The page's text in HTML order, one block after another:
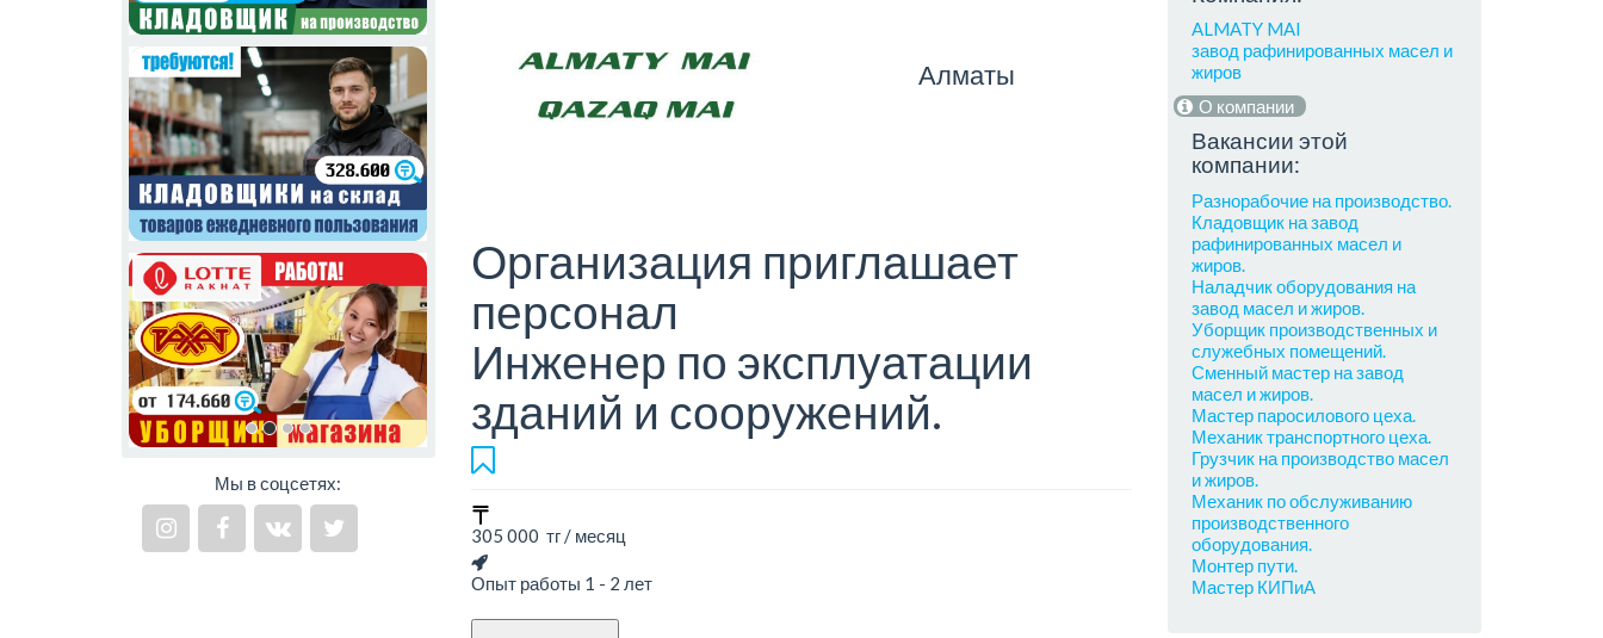
Мы в соцсетях:
Алматы
Организация приглашает
персонал
Инженер по эксплуатации
зданий и сооружений.
305 000 тг / месяц
Опыт работы 1 - 2 лет
ALMATY MAI
завод рафинированных масел и
жиров
О компании
Вакансии этой
компании:
Разнорабочие на производство.
Кладовщик на завод
рафинированных масел и
жиров.
Наладчик оборудования на
завод масел и жиров.
Уборщик производственных и
служебных помещений.
Сменный мастер на завод
масел и жиров.
Мастер паросилового цеха.
Механик транспортного цеха.
Грузчик на производство масел
и жиров.
Механик по обслуживанию
производственного
оборудования.
Монтер пути.
Мастер КИПиА